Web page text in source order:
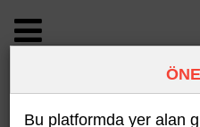
BİLDİRİM
Bu platformda yer alan